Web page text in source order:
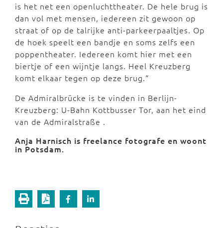
is het net een openluchttheater. De hele brug is
dan vol met mensen, iedereen zit gewoon op
straat of op de talrijke anti-parkeerpaaltjes. Op
de hoek speelt een bandje en soms zelfs een
poppentheater. Iedereen komt hier met een
biertje of een wijntje langs. Heel Kreuzberg
komt elkaar tegen op deze brug.“
De Admiralbrücke is te vinden in Berlijn-
Kreuzberg: U-Bahn Kottbusser Tor, aan het eind
van de Admiralstraße .
Anja Harnisch is freelance fotografe en woont
in Potsdam.